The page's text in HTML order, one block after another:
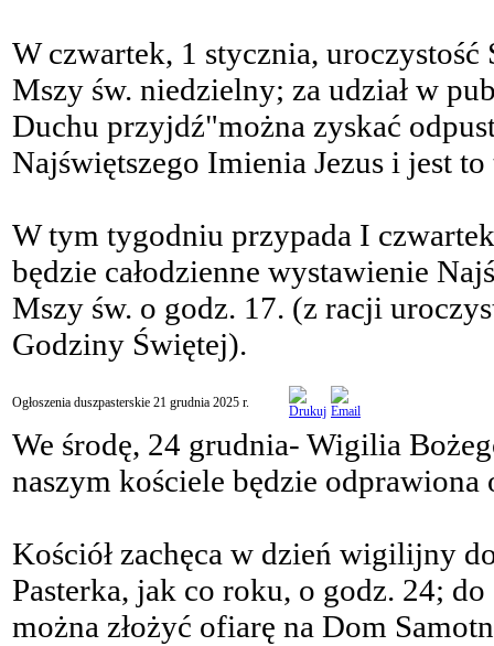
W czwartek, 1 stycznia,
Mszy św. niedzielny; za udział w
Duchu przyjdź"można zyskać
Najświętszego Imienia Jezus i jest
W tym tygodniu przypada I
będzie całodzienne wystawienie
Mszy św. o godz. 17. (z racji
Godziny Świętej).
Ogłoszenia duszpasterskie 21 grudnia 2025 r.
We środę, 24 grudnia- Wigilia
naszym kościele będzie
Kościół zachęca w dzień wigilijny
Pasterka, jak co roku, o godz. 24;
można złożyć ofiarę na Dom